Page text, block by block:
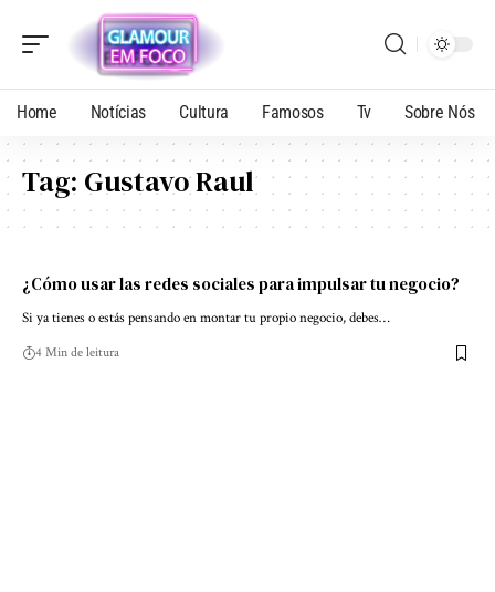
Home Notícias Cultura Famosos Tv Sobre Nós
Tag: Gustavo Raul
¿Cómo usar las redes sociales para impulsar tu negocio?
Si ya tienes o estás pensando en montar tu propio negocio, debes…
4 Min de leitura